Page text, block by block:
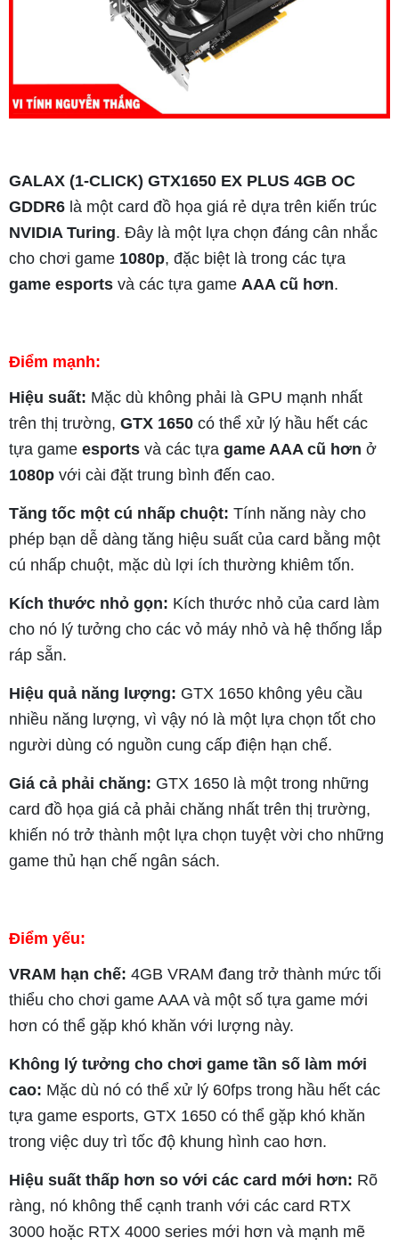
GALAX (1-CLICK) GTX1650 EX PLUS 4GB OC
GDDR6 là một card đồ họa giá rẻ dựa trên kiến trúc
NVIDIA Turing. Đây là một lựa chọn đáng cân nhắc
cho chơi game 1080p, đặc biệt là trong các tựa
game esports và các tựa game AAA cũ hơn.
Điểm mạnh:
Hiệu suất: Mặc dù không phải là GPU mạnh nhất
trên thị trường, GTX 1650 có thể xử lý hầu hết các
tựa game esports và các tựa game AAA cũ hơn ở
1080p với cài đặt trung bình đến cao.
Tăng tốc một cú nhấp chuột: Tính năng này cho
phép bạn dễ dàng tăng hiệu suất của card bằng một
cú nhấp chuột, mặc dù lợi ích thường khiêm tốn.
Kích thước nhỏ gọn: Kích thước nhỏ của card làm
cho nó lý tưởng cho các vỏ máy nhỏ và hệ thống lắp
ráp sẵn.
Hiệu quả năng lượng: GTX 1650 không yêu cầu
nhiều năng lượng, vì vậy nó là một lựa chọn tốt cho
người dùng có nguồn cung cấp điện hạn chế.
Giá cả phải chăng: GTX 1650 là một trong những
card đồ họa giá cả phải chăng nhất trên thị trường,
khiến nó trở thành một lựa chọn tuyệt vời cho những
game thủ hạn chế ngân sách.
Điểm yếu:
VRAM hạn chế: 4GB VRAM đang trở thành mức tối
thiểu cho chơi game AAA và một số tựa game mới
hơn có thể gặp khó khăn với lượng này.
Không lý tưởng cho chơi game tần số làm mới
cao: Mặc dù nó có thể xử lý 60fps trong hầu hết các
tựa game esports, GTX 1650 có thể gặp khó khăn
trong việc duy trì tốc độ khung hình cao hơn.
Hiệu suất thấp hơn so với các card mới hơn: Rõ
ràng, nó không thể cạnh tranh với các card RTX
3000 hoặc RTX 4000 series mới hơn và mạnh mẽ